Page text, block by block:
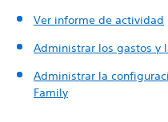
Ver informe de actividad
Administrar los gastos y
Administrar la
Family